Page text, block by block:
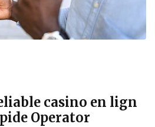
casino en lign
Operator